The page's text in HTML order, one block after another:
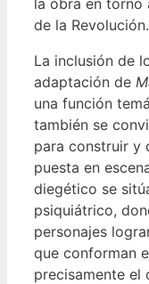
de la Revolución.
La inclusión de
adaptación de
una función
también se
para construir y
puesta en
diegético se
psiquiátrico,
personajes
que conforman
precisamente el